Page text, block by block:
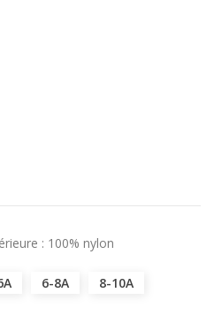
: 100% nylon
6-8A 8-10A